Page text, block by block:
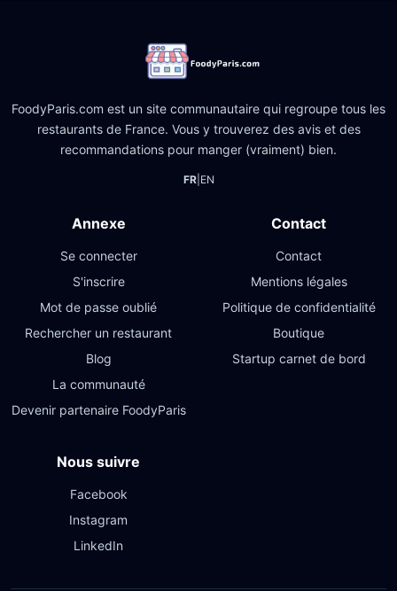
FoodyParis.com est un site communautaire qui regroupe tous les
restaurants de France. Vous y trouverez des avis et des
recommandations pour manger (vraiment) bien.
FR| EN
Annexe
Se connecter
S'inscrire
Mot de passe oublié
Rechercher un restaurant
Blog
La communauté
Devenir partenaire FoodyParis
Contact
Contact
Mentions légales
Politique de confidentialité
Boutique
Startup carnet de bord
Nous suivre
Facebook
Instagram
LinkedIn